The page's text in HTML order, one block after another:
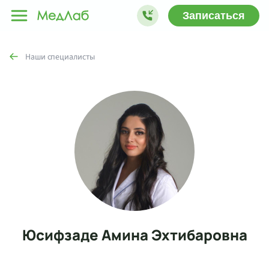
Записаться
Наши специалисты
Юсифзаде Амина Эхтибаровна